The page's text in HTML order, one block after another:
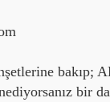
bakıp;
bir